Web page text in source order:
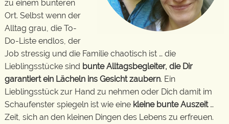
zu einem bunteren
Ort. Selbst wenn der
Alltag grau, die To-
Do-Liste endlos, der
Job stressig und die Familie chaotisch ist … die
Lieblingsstücke sind bunte Alltagsbegleiter, die Dir
garantiert ein Lächeln ins Gesicht zaubern. Ein
Lieblingsstück zur Hand zu nehmen oder Dich damit im
Schaufenster spiegeln ist wie eine kleine bunte Auszeit…
Zeit, sich an den kleinen Dingen des Lebens zu erfreuen.